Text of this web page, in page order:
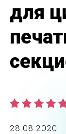
для
28.08.2020